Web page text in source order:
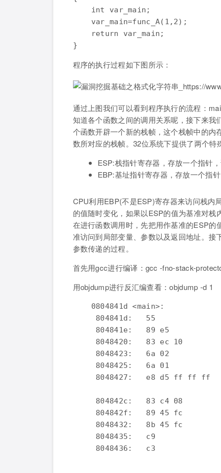
    int var_main;
    var_main=func_A(1,2);
    return var_main;
程序的执行过程如下图所示：
通过上图我们可以看到程序执行的流程：
知道各个函数之间的调用关系呢，接下来
个函数开辟一个新的栈帧，这个栈帧中的
数所对应的栈帧。32位系统下提供了两个
ESP:栈指针寄存器，存放一个指针
EBP:基址指针寄存器，存放一个指
CPU利用EBP(不是ESP)寄存器来访问栈内
的值随时变化，如果以ESP的值为基准对
在进行函数调用时，先把用作基准的ESP
准访问到局部变量、参数以及返回地址。
参数传递的过程。
首先用gcc进行编译：gcc -fno-stack-
用objdump进行反汇编查看：objdump -d 1
    0804841d <main>:
804841d:   55
804841e:   89 e5
8048420:   83 ec 10
8048423:   6a 02
8048425:   6a 01
8048427:   e8 d5 ff ff ff
804842c:   83 c4 08
804842f:   89 45 fc
8048432:   8b 45 fc
8048435:   c9
8048436:   c3